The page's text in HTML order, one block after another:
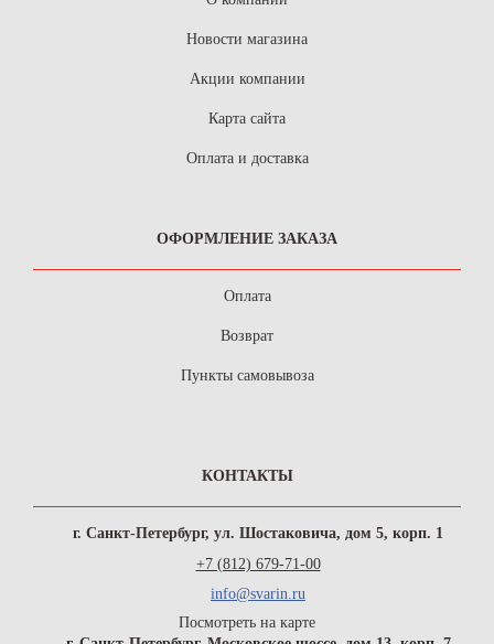
Новости магазина
Акции компании
Карта сайта
Оплата и доставка
ОФОРМЛЕНИЕ ЗАКАЗА
Оплата
Возврат
Пункты самовывоза
КОНТАКТЫ
г. Санкт-Петербург, ул. Шостаковича, дом 5, корп. 1
+7 (812) 679-71-00
info@svarin.ru
Посмотреть на карте